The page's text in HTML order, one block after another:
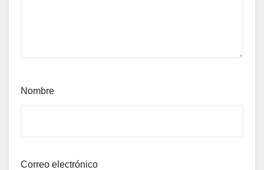
Nombre
Correo electrónico